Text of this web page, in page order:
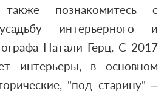
познакомитесь с
интерьерного и
Натали Герц. С 2017
интерьеры, в основном
"под старину" –